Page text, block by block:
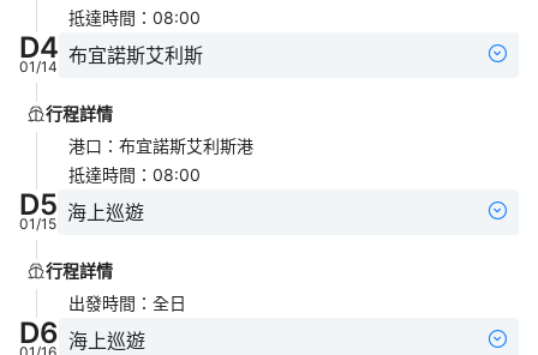
抵達時間 ： 08:00
D4
01/14 布宜諾斯艾利斯
行程詳情
港口 ： 布宜諾斯艾利斯港
抵達時間 ： 08:00
D5
01/15 海上巡遊
行程詳情
出發時間 ： 全日
D6 海上巡遊